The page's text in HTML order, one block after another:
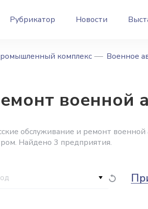
Рубрикатор Новости
комплекс Военное
военной
обслуживание и ремонт
Найдено 3 предприятия.